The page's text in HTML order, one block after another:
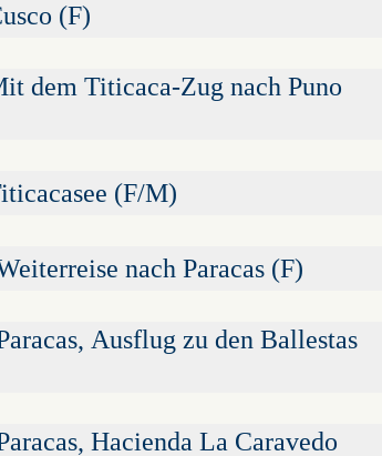
(F)
dem Titicaca-Zug nach Puno
(F/M)
nach Paracas (F)
Ausflug zu den Ballestas
Hacienda La Caravedo